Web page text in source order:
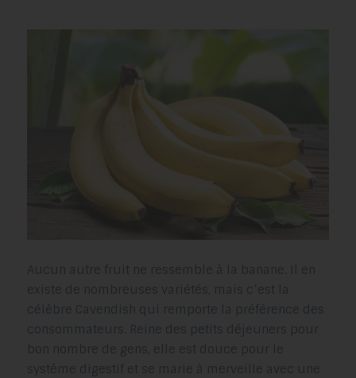
Aucun autre fruit ne ressemble à la banane. Il en
existe de nombreuses variétés, mais c’est la
célèbre Cavendish qui remporte la préférence des
consommateurs. Reine des petits déjeuners pour
bon nombre de gens, elle est douce pour le
système digestif et se marie à merveille avec une